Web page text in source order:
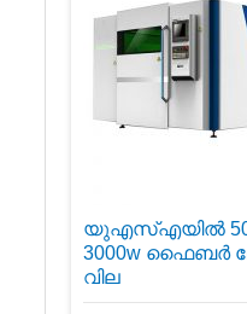
യുഎസ്എയിൽ
3000w ഫൈബർ
വില